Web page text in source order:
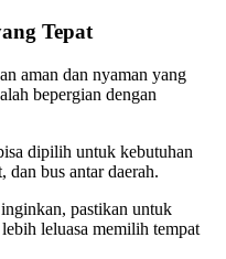
Tepat
aman dan nyaman yang
bepergian dengan
dipilih untuk kebutuhan
dan bus antar daerah.
pastikan untuk
leluasa memilih tempat